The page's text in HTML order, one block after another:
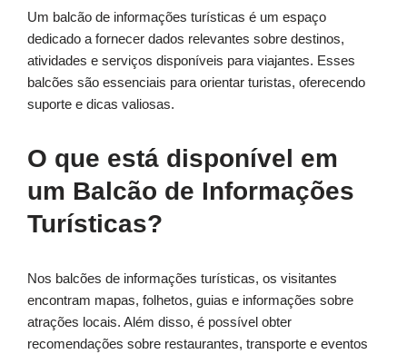
Um balcão de informações turísticas é um espaço
dedicado a fornecer dados relevantes sobre destinos,
atividades e serviços disponíveis para viajantes. Esses
balcões são essenciais para orientar turistas, oferecendo
suporte e dicas valiosas.
O que está disponível em
um Balcão de Informações
Turísticas?
Nos balcões de informações turísticas, os visitantes
encontram mapas, folhetos, guias e informações sobre
atrações locais. Além disso, é possível obter
recomendações sobre restaurantes, transporte e eventos